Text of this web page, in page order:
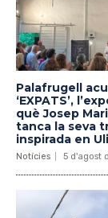
Palafrugell
‘EXPATS’,
què Josep
tanca la seva
inspirada en
Notícies 5 d'agost